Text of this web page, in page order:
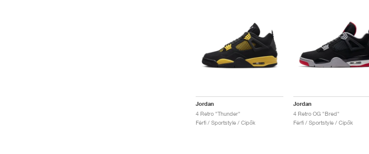
Jordan
4 Retro "Thunder"
Férfi / Sportstyle / Cipők
Jordan
4 Retro OG "Bred"
Férfi / Sportstyle / Cipők